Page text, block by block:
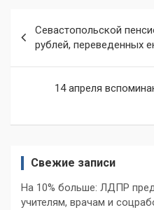
по
записям
Севастопольской
рублей, переведенных
14 апреля
Свежие записи
На 10% больше: ЛДПР
учителям, врачам и